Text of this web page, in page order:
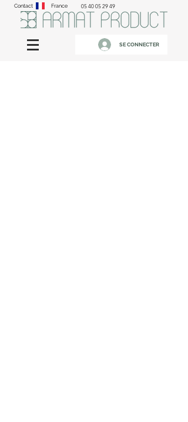
Contact France 05 40 05 29 49
SE CONNECTER